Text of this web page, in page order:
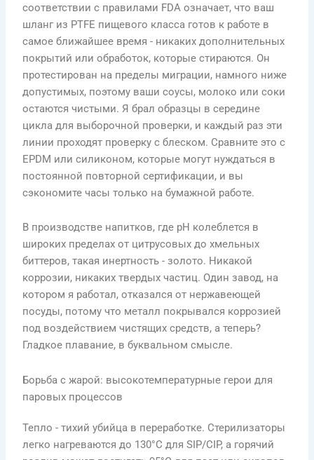
соответствии с правилами FDA означает, что ваш
шланг из PTFE пищевого класса готов к работе в
самое ближайшее время - никаких дополнительных
покрытий или обработок, которые стираются. Он
протестирован на пределы миграции, намного ниже
допустимых, поэтому ваши соусы, молоко или соки
остаются чистыми. Я брал образцы в середине
цикла для выборочной проверки, и каждый раз эти
линии проходят проверку с блеском. Сравните это с
EPDM или силиконом, которые могут нуждаться в
постоянной повторной сертификации, и вы
сэкономите часы только на бумажной работе.
В производстве напитков, где pH колеблется в
широких пределах от цитрусовых до хмельных
биттеров, такая инертность - золото. Никакой
коррозии, никаких твердых частиц. Один завод, на
котором я работал, отказался от нержавеющей
посуды, потому что металл покрывался коррозией
под воздействием чистящих средств, а теперь?
Гладкое плавание, в буквальном смысле.
Борьба с жарой: высокотемпературные герои для
паровых процессов
Тепло - тихий убийца в переработке. Стерилизаторы
легко нагреваются до 130°C для SIP/CIP, а горячий